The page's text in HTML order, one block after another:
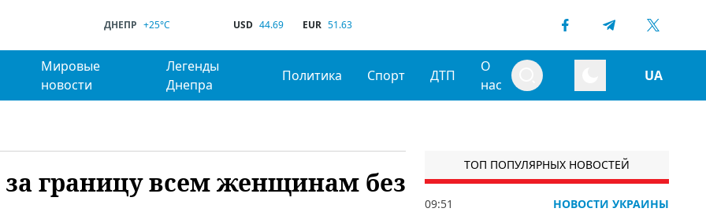
ДНЕПР +25°C USD 44.69 EUR 51.63
Мировые
новости
Легенды
Днепра
Политика Спорт ДТП
О
нас
UA
границу всем женщинам без
ТОП ПОПУЛЯРНЫХ НОВОСТЕЙ
09:51 НОВОСТИ УКРАИНЫ